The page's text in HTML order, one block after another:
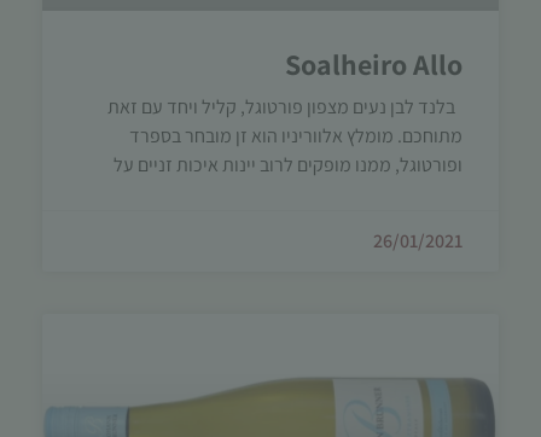
Soalheiro Allo
בלנד לבן נעים מצפון פורטוגל, קליל ויחד עם זאת
מתוחכם. מומלץ אלווריניו הוא זן מובחר בספרד
ופורטוגל, ממנו מופקים לרוב יינות איכות זניים על
26/01/2021